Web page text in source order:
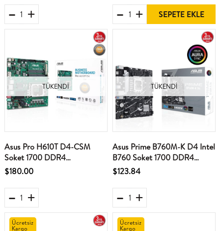
SEPETE EKLE
TÜKENDI
Asus Pro H610T D4-CSM
Soket 1700 DDR4
3200(OC)Mhz Mını-ITX
$180.00
TÜKENDI
Asus Prime B760M-K D4 Intel
B760 Soket 1700 DDR4
5333(OC)MHz mATX Gaming
$123.84
Ücretsiz
Kargo
Ücretsiz
Kargo